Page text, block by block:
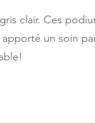
clair. Ces
un soin